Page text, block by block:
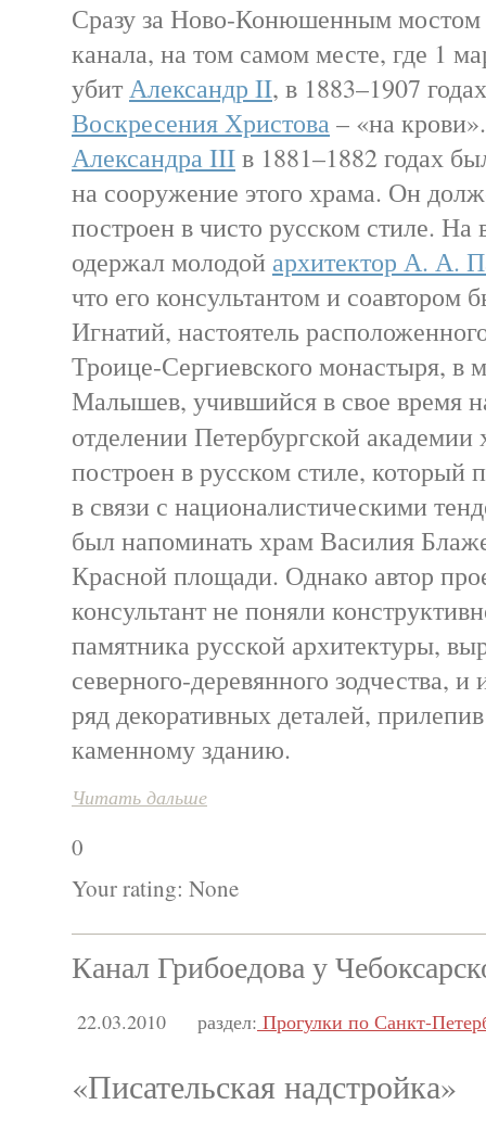
Сразу за Ново-Конюшенным мостом
канала, на том самом месте, где 1
убитАлександр II, в 1883–1907
Воскресения Христова– «на
Александра IIIв 1881–1882 годах
на сооружение этого храма. Он
построен в чисто русском стиле. На
одержал молодой архитектор А. А.
что его консультантом и соавтором
Игнатий, настоятель
Троице-Сергиевского монастыря,
Малышев, учившийся в свое время
отделении Петербургской
построен в русском стиле, который
в связи с националистическими
был напоминать храм Василия
Красной площади. Однако автор
консультант не поняли
памятника русской архитектуры,
северного-деревянного зодчества,
ряд декоративных деталей,
каменному зданию.
Читать дальше
0
Your rating: None
Канал Грибоедова у
22.03.2010 раздел: Прогулки по Санкт-
«Писательская надстройка»